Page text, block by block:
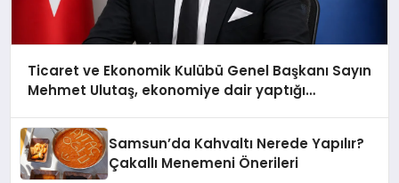
Ticaret ve Ekonomik Kulübü Genel Başkanı Sayın
Mehmet Ulutaş, ekonomiye dair yaptığı
Samsun’da Kahvaltı Nerede Yapılır?
Çakallı Menemeni Önerileri